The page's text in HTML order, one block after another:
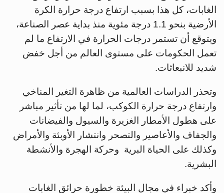
الغابات، كل هذا بسبب ارتفاع درجة حرارة الكرة
الأرضية بنحو 1.1 درجة مئوية منذ بداية عصر الصناعة،
ويتوقع أن تستمر درجات الحرارة في الارتفاع ما لم
تعمل الحكومات على مستوى العالم من أجل خفض
شديد للانبعاثات.
وتحذر الدراسات العالمية من ظاهرة التغير المناخي
وارتفاع درجة حرارة الكوكب، لما لها من تأثير مباشر
على هطول الأمطار الغزيرة والسيول والفيضانات
والجفاف والأعاصير والتصحر وانتشار الأوبئة والأمراض
وكذلك على الحياة البرية وحركة الهجرة والأنشطة
البشرية.
وأكد خبراء في مجال البيئة خطورة حرائق الغابات